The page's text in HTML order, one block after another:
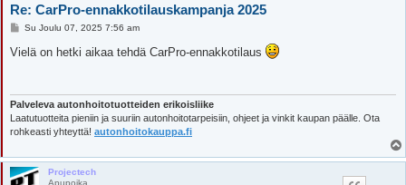
Re: CarPro-ennakkotilauskampanja 2025
V
e
s
Su Joulu 07, 2025 7:56 am
Vielä on hetki aikaa tehdä CarPro-ennakkotilaus
Palveleva autonhoitotuotteiden erikoisliike
Laatutuotteita pieniin ja suuriin autonhoitotarpeisiin, ohjeet ja vinkit kaupan päälle. Ota
rohkeasti yhteyttä! autonhoitokauppa.fi
l
Projectech
Apupoika